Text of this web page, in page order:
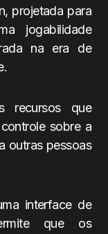
projetada para
jogabilidade
na era de
recursos que
sobre a
outras pessoas
interface de
que os